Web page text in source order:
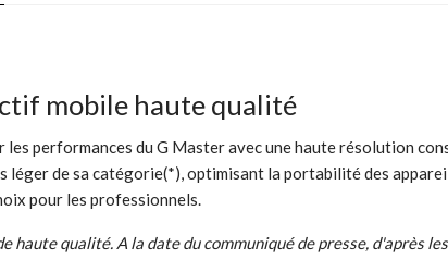
mobile haute qualité
performances du G Master avec une haute résolution
de sa catégorie(*), optimisant la portabilité des
pour les professionnels.
qualité. A la date du communiqué de presse, d'après